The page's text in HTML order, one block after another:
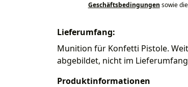
Geschäftsbedingungen sowie die
Lieferumfang:
Munition für Konfetti Pistole.
abgebildet, nicht im
Produktinformationen